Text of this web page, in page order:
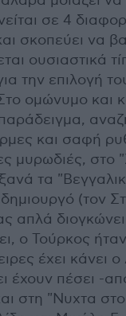
σε 4
σκοπεύει να
ουσιαστικά
την επιλογή
ομώνυμο και
και σαφή
μυρωδιές, στο
τα
δημιουργό (τον
απλά
ο Τούρκος
έχει κάνει
έχουν πέσει -
στη "Νυχτα